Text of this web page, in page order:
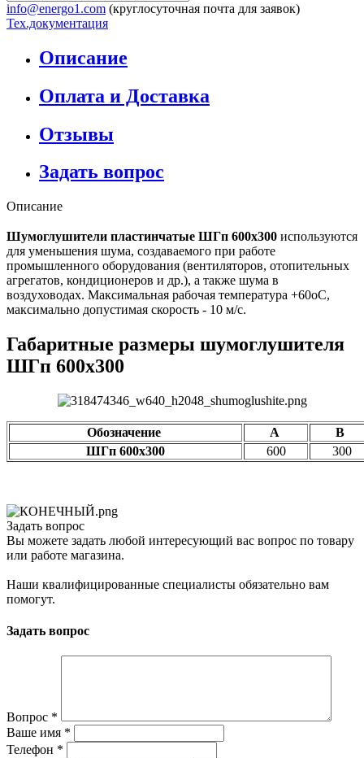
info@energo1.com (круглосуточная почта для заявок)
Тех.документация
Описание
Оплата и Доставка
Отзывы
Задать вопрос
Описание
Шумоглушители пластинчатые ШГп 600х300 используются
для уменьшения шума, создаваемого при работе
промышленного оборудования (вентиляторов, отопительных
агрегатов, кондиционеров и др.), а также шума в
воздуховодах. Максимальная рабочая температура +60оС,
максимально допустимая скорость - 10 м/с.
Габаритные размеры шумоглушителя
ШГп 600х300
Обозначение А
В
ШГп 600х300
600 300
Задать вопрос
Вы можете задать любой интересующий вас вопрос по товару
или работе магазина.
Наши квалифицированные специалисты обязательно вам
помогут.
Задать вопрос
Вопрос *
Ваше имя *
Телефон *